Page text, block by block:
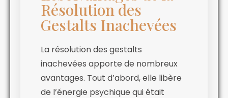
Résolution des
Gestalts Inachevées
La résolution des gestalts
inachevées apporte de nombreux
avantages. Tout d’abord, elle libère
de l’énergie psychique qui était